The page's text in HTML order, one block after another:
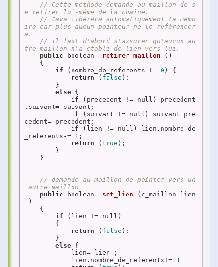
// Cette méthode demande au maillon de s
e retirer lui-même de la chaîne.
// Java libérera automatiquement la mémo
ire car plus aucun pointeur ne le référencer
a.
// Il faut d'abord s'assurer qu'aucun au
tre maillon n'a établi de lien vers lui.
public boolean retirer_maillon
()
{
if (nombre_de_referents != 0 ) {
return ( false );
}
else {
if (precedent != null) precedent
.suivant= suivant;
if (suivant != null) suivant.pre
cedent= precedent;
if (lien != null) lien.nombre_de
_referents-= 1 ;
return ( true );
}
}
// demande au maillon de pointer vers un
autre maillon
public boolean set_lien
(c_maillon lien
_)
{
if (lien != null)
{
return ( false );
}
else {
lien= lien_;
lien.nombre_de_referents+= 1 ;